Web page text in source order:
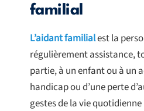
familial
L’aidant familialest la
régulièrement assistance,
partie, à un enfant ou à un
handicap ou d’une perte
gestes de la vie quotidienne